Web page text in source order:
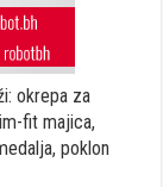
okrepa za
fit majica,
poklon